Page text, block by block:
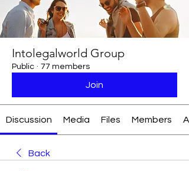
Intolegalworld Group
Public · 77 members
Join
Discussion Media Files Members
Back